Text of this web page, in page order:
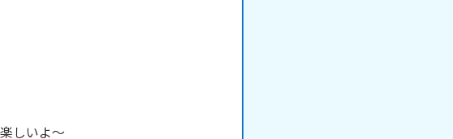
しいよ～